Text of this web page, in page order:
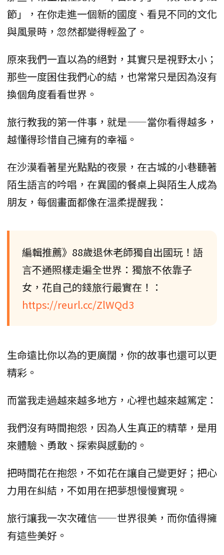
節」，在你走進一個新的國度、看見不同的文化
與風景時，忽然都變得輕盈了。
原來我們一直以為的絕對，其實只是視野太小；
那些一度困住我們心的結，也常常只是因為沒有
換個角度看看世界。
旅行教我的第一件事，就是——當你看得越多，
越懂得珍惜自己擁有的幸福。
在沙漠看著星光點點的夜景，在古城的小巷聽著
陌生語言的吟唱，在異國的餐桌上與陌生人成為
朋友，每個畫面都像在溫柔提醒我：
編輯推薦》88歲退休老師獨自出國玩！語
言不通照樣走遍全世界：獨旅不依靠子
女，花自己的錢旅行最實在！：
https://reurl.cc/ZlWQd3
生命遠比你以為的更廣闊，你的故事也還可以更
精彩。
而當我走過越來越多地方，心裡也越來越篤定：
我們沒有時間抱怨，因為人生真正的精華，是用
來體驗、勇敢、探索與感動的。
把時間花在抱怨，不如花在讓自己變更好；把心
力用在糾結，不如用在把夢想慢慢實現。
旅行讓我一次次確信——世界很美，而你值得擁
有這些美好。